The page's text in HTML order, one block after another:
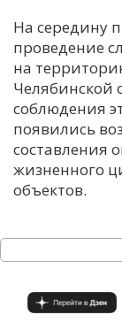
На середину
проведение
на
Челябинской
соблюдения
появились
составления
жизненного
объектов.